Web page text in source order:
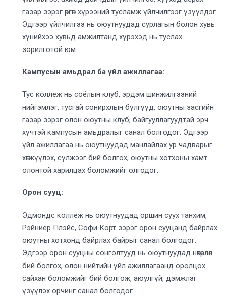
газар зэрэг өргөн хүрээний тусламж үйлчилгээг үзүүлдэг.
Эдгээр үйлчилгээ нь оюутнуудад сурлагын болон хувь
хүнийхээ хувьд амжилтанд хүрэхэд нь туслах
зорилготой юм.
Кампусын амьдрал ба үйл ажиллагаа:
Тус коллеж нь соёлын клуб, эрдэм шинжилгээний
нийгэмлэг, тусгай сонирхлын бүлгүүд, оюутны засгийн
газар зэрэг олон оюутны клуб, байгууллагуудтай эрч
хүчтэй кампусын амьдралыг санал болгодог. Эдгээр
үйл ажиллагаа нь оюутнуудад манлайлах ур чадварыг
хөгжүүлэх, сүлжээг бий болгох, оюутны хотхоны хамт
олонтой харилцах боломжийг олгодог.
Орон сууц:
Эдмондс коллеж нь оюутнуудад оршин суух танхим,
Рэйниер Плэйс, Софи Корт зэрэг орон сууцанд байрлах
оюутны хотхонд байрлах байрыг санал болгодог.
Эдгээр орон сууцны сонголтууд нь оюутнуудад нөхөрлөл
бий болгох, олон нийтийн үйл ажиллагаанд оролцох
сайхан боломжийг бий болгож, аюулгүй, дэмжлэг
үзүүлэх орчинг санал болгодог.